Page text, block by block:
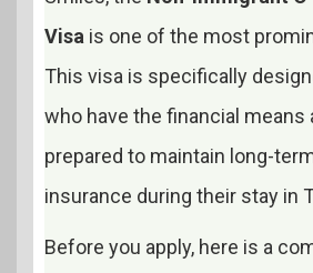
Visa is one of the most
This visa is specifically
who have the financial means
prepared to maintain long-
insurance during their stay in
Before you apply, here is a